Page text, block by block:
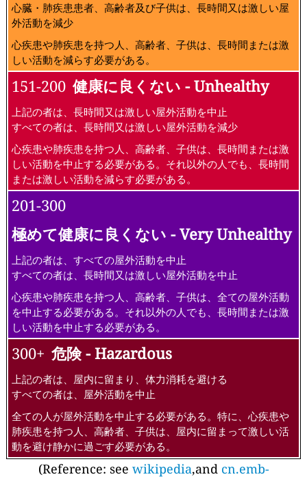
心臓・肺疾患患者、高齢者及び子供は、長時間又は激しい屋
外活動を減少
心疾患や肺疾患を持つ人、高齢者、子供は、長時間または激
しい活動を減らす必要がある。
151-200 健康に良くない - Unhealthy
上記の者は、長時間又は激しい屋外活動を中止
すべての者は、長時間又は激しい屋外活動を減少
心疾患や肺疾患を持つ人、高齢者、子供は、長時間または激
しい活動を中止する必要がある。それ以外の人でも、長時間
または激しい活動を減らす必要がある。
201-300
極めて健康に良くない - Very Unhealthy
上記の者は、すべての屋外活動を中止
すべての者は、長時間又は激しい屋外活動を中止
心疾患や肺疾患を持つ人、高齢者、子供は、全ての屋外活動
を中止する必要がある。それ以外の人でも、長時間または激
しい活動を中止する必要がある。
300+ 危険 - Hazardous
上記の者は、屋内に留まり、体力消耗を避ける
すべての者は、屋外活動を中止
全ての人が屋外活動を中止する必要がある。特に、心疾患や
肺疾患を持つ人、高齢者、子供は、屋内に留まって激しい活
動を避け静かに過ごす必要がある。
(Reference: see wikipedia,and cn.emb-